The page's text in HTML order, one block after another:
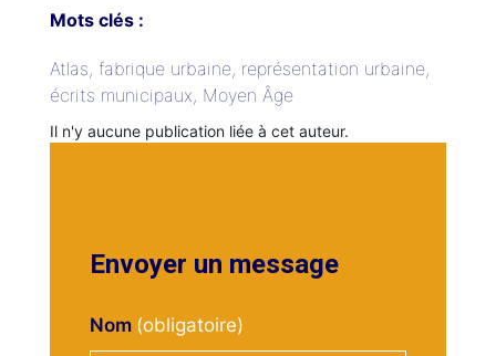
Mots clés :
Atlas, fabrique urbaine, représentation urbaine,
écrits municipaux, Moyen Âge
Il n'y aucune publication liée à cet auteur.
Envoyer un message
Nom